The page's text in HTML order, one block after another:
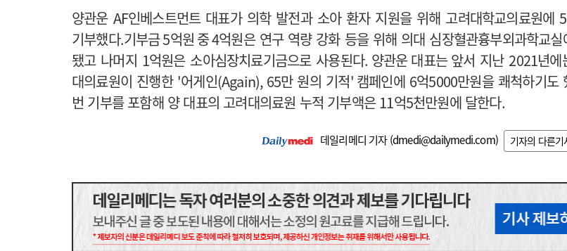
양관운 AF인베스트먼트 대표가 의학 발전과 소아 환자 지원을 위해 고려대학교의료원에5
기부했다.기부금 5억원 중4억원은 연구 역량 강화 등을 위해 의대 심장혈관흉부외과학교실
됐고 나머지 1억원은 소아심장치료기금으로 사용된다. 양관운 대표는 앞서 지난2021년에
대의료원이 진행한 '어게인(Again), 65만 원의 기적' 캠페인에 6억5000만원을 쾌척하기도
번 기부를 포함해 양 대표의 고려대의료원 누적 기부액은11억5천만원에 달한다.
데일리메디 기자 (dmedi@dailymedi.com) 기자의 다른기